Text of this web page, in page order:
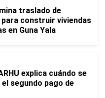
traslado de
construir viviendas
en Guna Yala
explica cuándo se
segundo pago de